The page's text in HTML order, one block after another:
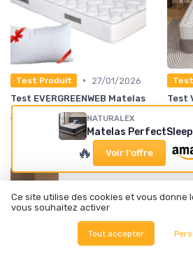
Test Produit •
27/01/2026
Test EVERGREENWEB Matelas
80x200 : le confort sans
fioritures
★★★★★
★★★★★
Test
NATURALEX
Matelas
🔥 Voir l'offre
Ce site utilise des cookies et vous donne
vous souhaitez activer
Tout accepter